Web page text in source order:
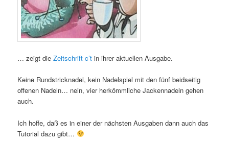
… zeigt dieZeitschrift c’t in ihrer aktuellen Ausgabe.
Keine Rundstricknadel, kein Nadelspiel mit den fünf beidseitig
offenen Nadeln… nein, vier herkömmliche Jackennadeln gehen
auch.
Ich hoffe, daß es in einer der nächsten Ausgaben dann auch das
Tutorial dazu gibt…